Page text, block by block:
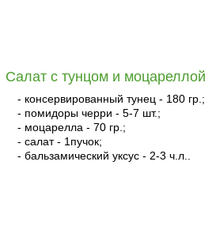
Салат с тунцом и моцареллой
- консервированный тунец - 180 гр.;
- помидоры черри - 5-7 шт.;
- моцарелла - 70 гр.;
- салат - 1пучок;
- бальзамический уксус - 2-3 ч.л..